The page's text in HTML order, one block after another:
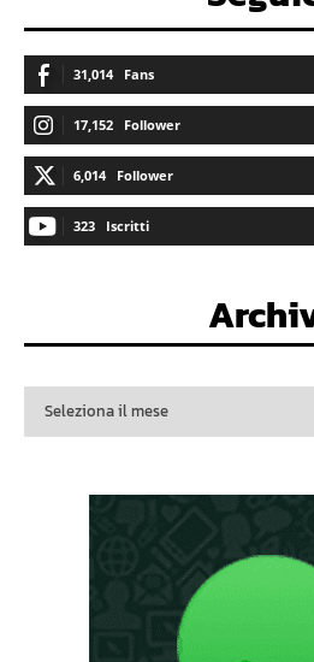
31,014 Fans
17,152 Follower
6,014 Follower
323 Iscritti